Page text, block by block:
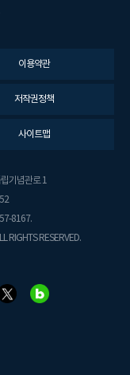
이용약관
저작권정책
사이트맵
기념관로 1
8167.
RIGHTS RESERVED.